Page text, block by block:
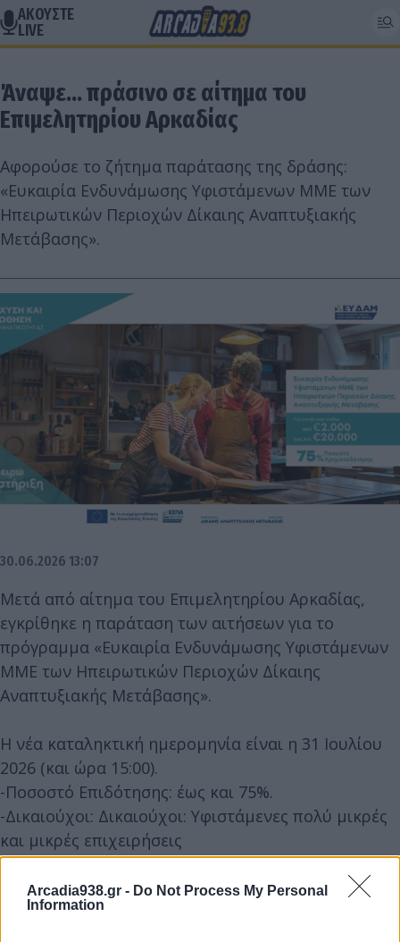
Arcadia938.gr - Do Not Process My Personal
Information
ΑΚΟΥΣΤΕ
LIVE
Άναψε... πράσινο σε αίτημα του
Επιμελητηρίου Αρκαδίας
Αφορούσε το ζήτημα παράτασης της δράσης:
«Ευκαιρία Ενδυνάμωσης Υφιστάμενων ΜΜΕ των
Ηπειρωτικών Περιοχών Δίκαιης Αναπτυξιακής
Μετάβασης».
30.06.2026 13:07
Μετά από αίτημα του Επιμελητηρίου Αρκαδίας,
εγκρίθηκε η παράταση των αιτήσεων για το
πρόγραμμα «Ευκαιρία Ενδυνάμωσης Υφιστάμενων
ΜΜΕ των Ηπειρωτικών Περιοχών Δίκαιης
Αναπτυξιακής Μετάβασης».
Η νέα καταληκτική ημερομηνία είναι η 31 Ιουλίου
2026 (και ώρα 15:00).
-Ποσοστό Επιδότησης: έως και 75%.
-Δικαιούχοι: Δικαιούχοι: Υφιστάμενες πολύ μικρές
και μικρές επιχειρήσεις
-Ελάχιστος / μέγιστος επιχορηγούμενος
προϋπολογισμός: 2.000€ έως 20.000€